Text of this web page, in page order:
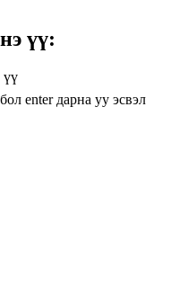
үү:
үү
enter дарна уу эсвэл